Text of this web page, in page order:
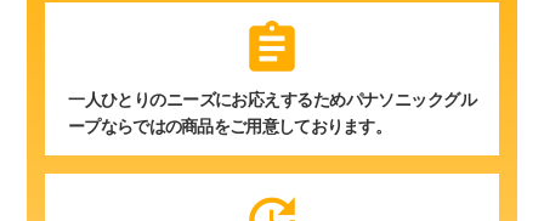
assignment
一人ひとりのニーズにお応えするためパナソニックグル
ープならではの商品をご用意しております。